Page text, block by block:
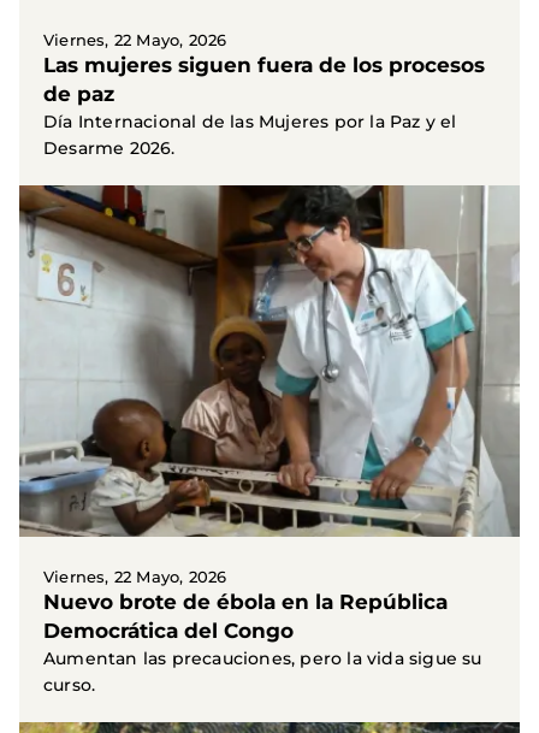
Viernes, 22 Mayo, 2026
Las mujeres siguen fuera de los procesos
de paz
Día Internacional de las Mujeres por la Paz y el
Desarme 2026.
Viernes, 22 Mayo, 2026
Nuevo brote de ébola en la República
Democrática del Congo
Aumentan las precauciones, pero la vida sigue su
curso.